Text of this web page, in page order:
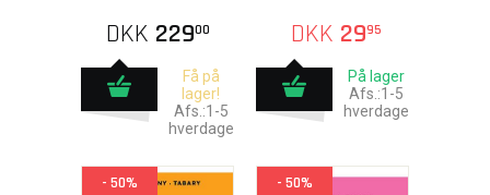
DKK 22900
Få på
lager!
Afs.:1-5
hverdage
DKK 2995
På lager
Afs.:1-5
hverdage
- 50% - 50%